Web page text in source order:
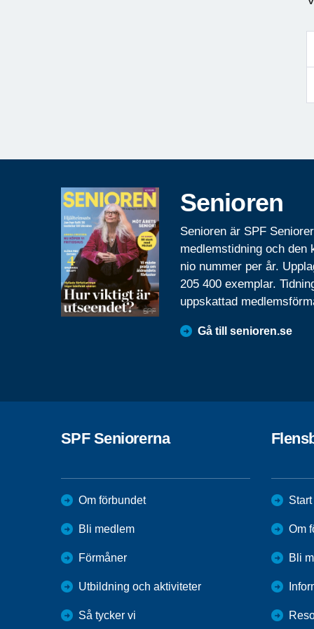
Senioren
Senioren är SPF
medlemstidning och den
nio nummer per år.
205 400 exemplar.
uppskattad
Gå till senioren.se
SPF Seniorerna
Om förbundet
Bli medlem
Förmåner
Utbildning och aktiviteter
Så tycker vi
Start
Om
Bli